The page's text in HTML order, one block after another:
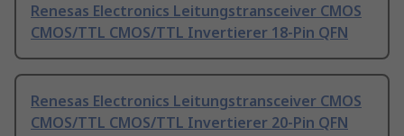
Renesas Electronics Leitungstransceiver CMOS
CMOS/TTL CMOS/TTL Invertierer 18-Pin QFN
Renesas Electronics Leitungstransceiver CMOS
CMOS/TTL CMOS/TTL Invertierer 20-Pin QFN